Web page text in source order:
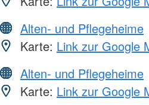
Alten- und Pflegeheime
Karte: Link zur Google
Alten- und Pflegeheime
Karte: Link zur Google